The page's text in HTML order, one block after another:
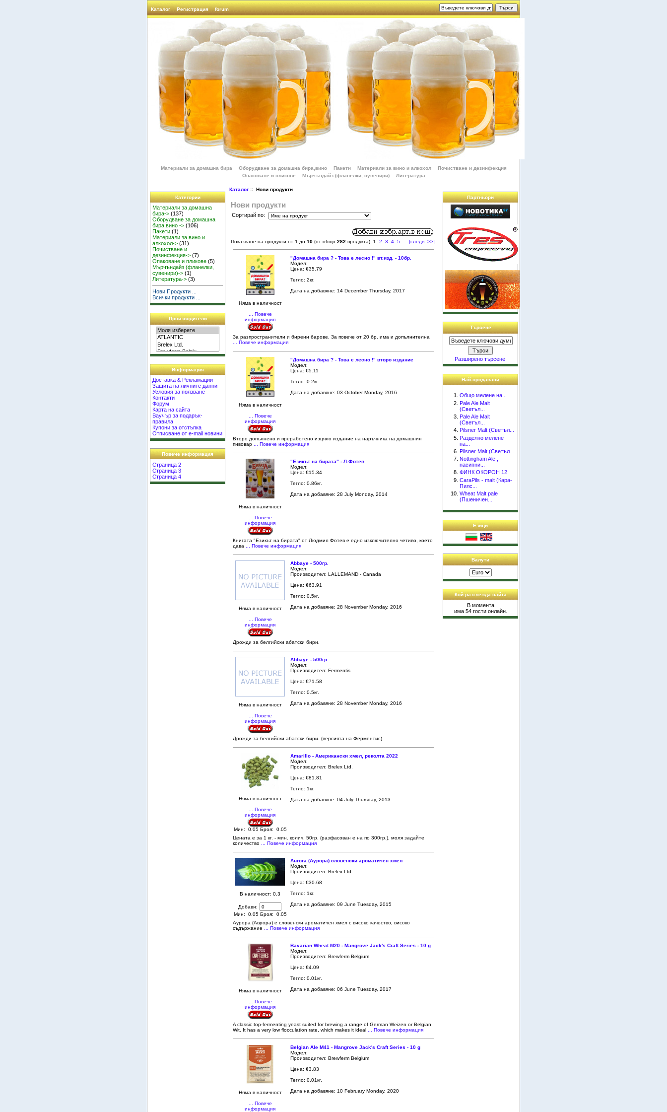
Каталог Регистрация forum
Материали за домашна бира Оборудване за домашна бира,вино Пакети Материали за вино и алкохол
Почистване и дезинфекция
Опаковане и пликове
Мърчъндайз (фланелки, сувенири) Литература
Категории
Материали за домашна
бира-> (137)
Оборудване за домашна
бира,вино -> (106)
Пакети (1)
Материали за вино и
алкохол-> (31)
Почистване и
дезинфекция-> (7)
Опаковане и пликове (5)
Мърчъндайз (фланелки,
сувенири)-> (1)
Литература-> (3)
Нови Продукти ...
Всички продукти ...
Производители
Информация
Доставка & Рекламации
Защита на личните данни
Условия за ползване
Контакти
Форум
Карта на сайта
Ваучър за подарък-
правила
Купони за отстъпка
Отписване от e-mail новини
Повече информация
Страница 2
Страница 3
Страница 4
Каталог:: Нови продукти
Нови продукти
Сортирай по:
Показване на продукти от 1 до 10 (от общо 282 продукта) 1 2 3 4 5 [следв. >>]
Няма в наличност
... Повече
информация
"Домашна бира ? - Това е лесно !" вт.изд. - 10бр.
Модел:
Цена: €35.79
Тегло: 2кг.
Дата на добавяне: 14 December Thursday, 2017
За разпространители и бирени барове. За повече от 20 бр. има и допълнителна
... Повече информация
Няма в наличност
... Повече
информация
"Домашна бира ? - Това е лесно !" второ издание
Модел:
Цена: €5.11
Тегло: 0.2кг.
Дата на добавяне: 03 October Monday, 2016
Второ допълнено и преработено изцяло издание на наръчника на домашния
пивовар ... Повече информация
Няма в наличност
... Повече
информация
"Езикът на бирата" - Л.Фотев
Модел:
Цена: €15.34
Тегло: 0.86кг.
Дата на добавяне: 28 July Monday, 2014
Книгата "Езикът на бирата" от Людмил Фотев е едно изключително четиво, което
дава ... Повече информация
Няма в наличност
... Повече
информация
Abbaye - 500гр.
Модел:
Производител: LALLEMAND - Canada
Цена: €63.91
Тегло: 0.5кг.
Дата на добавяне: 28 November Monday, 2016
Дрожди за белгийски абатски бири.
Няма в наличност
... Повече
информация
Abbaye - 500гр.
Модел:
Производител: Fermentis
Цена: €71.58
Тегло: 0.5кг.
Дата на добавяне: 28 November Monday, 2016
Дрожди за белгийски абатски бири. (версията на Ферментис)
Няма в наличност
... Повече
информация
Мин: 0.05 Броя: 0.05
Amarillo - Американски хмел, реколта 2022
Модел:
Производител: Brelex Ltd.
Цена: €81.81
Тегло: 1кг.
Дата на добавяне: 04 July Thursday, 2013
Цената е за 1 кг. - мин. колич. 50гр. (разфасован е на по 300гр.), моля задайте
количество ... Повече информация
В наличност: 0.3
Добави:
Мин: 0.05 Броя: 0.05
Aurora (Аурора) словенски ароматичен хмел
Модел:
Производител: Brelex Ltd.
Цена: €30.68
Тегло: 1кг.
Дата на добавяне: 09 June Tuesday, 2015
Аурора (Аврора) е словенски ароматичен хмел с високо качество, високо
съдържание ... Повече информация
Няма в наличност
... Повече
информация
Bavarian Wheat M20 - Mangrove Jack's Craft Series - 10 g
Модел:
Производител: Brewferm Belgium
Цена: €4.09
Тегло: 0.01кг.
Дата на добавяне: 06 June Tuesday, 2017
A classic top-fermenting yeast suited for brewing a range of German Weizen or Belgian
Wit. It has a very low flocculation rate, which makes it ideal ... Повече информация
Няма в наличност
... Повече
информация
Belgian Ale M41 - Mangrove Jack's Craft Series - 10 g
Модел:
Производител: Brewferm Belgium
Цена: €3.83
Тегло: 0.01кг.
Дата на добавяне: 10 February Monday, 2020
Партньори
Търсене
Разширено търсене
Най-продавани
Общо мелене на...
Pale Ale Malt
(Светъл...
Pale Ale Malt
(Светъл...
Pilsner Malt (Светъл...
Разделно мелене
на...
Pilsner Malt (Светъл...
Nottingham Ale ,
насипни...
ФИНК ОКОРОН 12
CaraPils - malt (Кара-
Пилс...
Wheat Malt pale
(Пшеничен...
Езици
Валути
Кой разглежда сайта
В момента
има 54 гости онлайн.